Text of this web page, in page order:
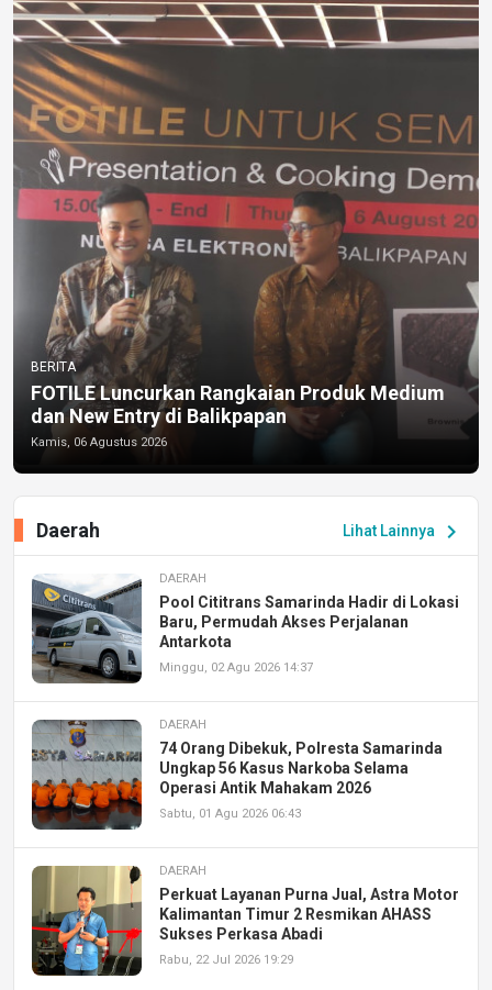
BERITA
FOTILE Luncurkan Rangkaian Produk Medium
dan New Entry di Balikpapan
Kamis, 06 Agustus 2026
Lihat Lainnya chevron_right
Daerah
DAERAH
Pool Cititrans Samarinda Hadir di Lokasi
Baru, Permudah Akses Perjalanan
Antarkota
Minggu, 02 Agu 2026 14:37
DAERAH
74 Orang Dibekuk, Polresta Samarinda
Ungkap 56 Kasus Narkoba Selama
Operasi Antik Mahakam 2026
Sabtu, 01 Agu 2026 06:43
DAERAH
Perkuat Layanan Purna Jual, Astra Motor
Kalimantan Timur 2 Resmikan AHASS
Sukses Perkasa Abadi
Rabu, 22 Jul 2026 19:29